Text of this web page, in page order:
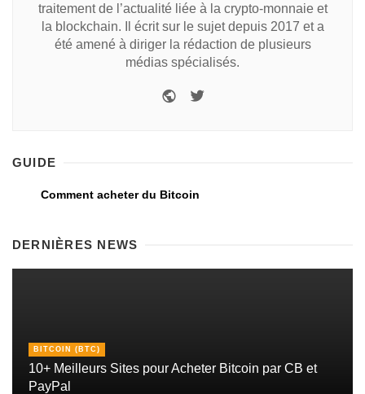
traitement de l’actualité liée à la crypto-monnaie et
la blockchain. Il écrit sur le sujet depuis 2017 et a
été amené à diriger la rédaction de plusieurs
médias spécialisés.
GUIDE
Comment acheter du Bitcoin
DERNIÈRES NEWS
BITCOIN (BTC)
10+ Meilleurs Sites pour Acheter Bitcoin par CB et
PayPal